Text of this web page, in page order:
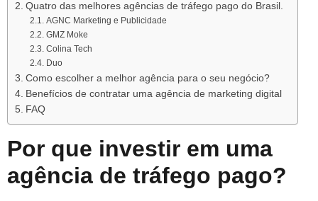
Quatro das melhores agências de tráfego pago do Brasil.
AGNC Marketing e Publicidade
GMZ Moke
Colina Tech
Duo
Como escolher a melhor agência para o seu negócio?
Benefícios de contratar uma agência de marketing digital
FAQ
Por que investir em uma
agência de tráfego pago?